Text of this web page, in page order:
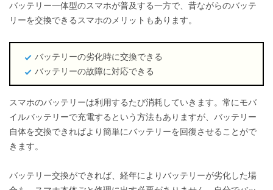
バッテリー一体型のスマホが普及する一方で、昔ながらのバッテ
リーを交換できるスマホのメリットもあります。
バッテリーの劣化時に交換できる
バッテリーの故障に対応できる
スマホのバッテリーは利用するたび消耗していきます。常にモバ
イルバッテリーで充電するという方法もありますが、バッテリー
自体を交換できればより簡単にバッテリーを回復させることがで
きます。
バッテリー交換ができれば、経年によりバッテリーが劣化した場